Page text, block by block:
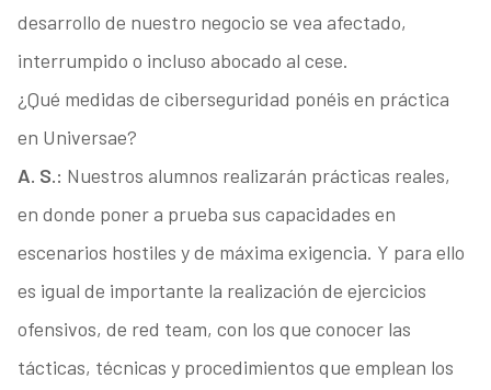
desarrollo de nuestro negocio se vea afectado,
interrumpido o incluso abocado al cese.
¿Qué medidas de ciberseguridad ponéis en práctica
en Universae?
A. S.: Nuestros alumnos realizarán prácticas reales,
en donde poner a prueba sus capacidades en
escenarios hostiles y de máxima exigencia. Y para ello
es igual de importante la realización de ejercicios
ofensivos, de red team, con los que conocer las
tácticas, técnicas y procedimientos que emplean los